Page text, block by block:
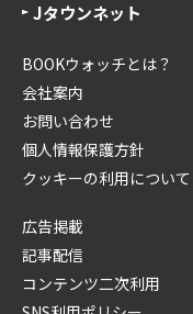
Jタウンネット
BOOKウォッチとは？
会社案内
お問い合わせ
個人情報保護方針
クッキーの利用について
広告掲載
記事配信
コンテンツ二次利用